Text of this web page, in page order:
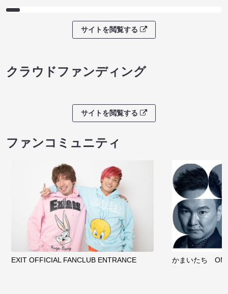
サイトを閲覧する
クラウドファンディング
サイトを閲覧する
ファンコミュニティ
EXIT OFFICIAL FANCLUB ENTRANCE かまいたち